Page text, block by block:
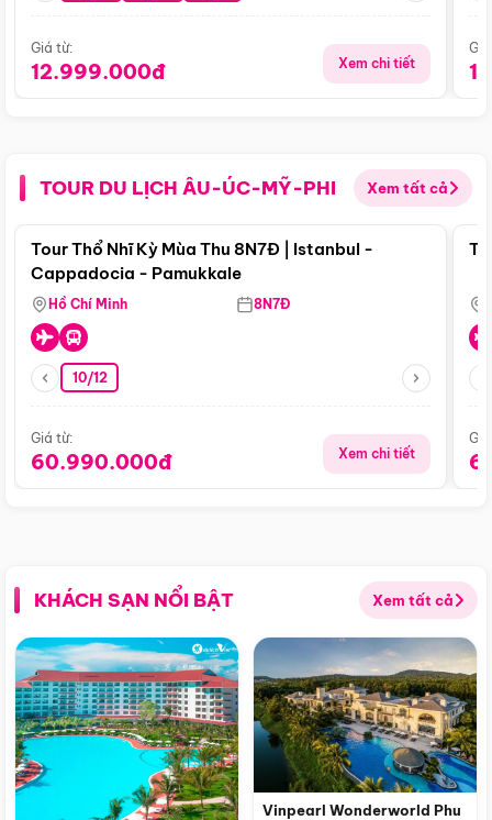
Giá từ:
12.999.000đ Xem chi tiết
TOUR DU LỊCH ÂU-ÚC-MỸ-PHI Xem tất cả
Điểm nổi bật
Tour Thổ Nhĩ Kỳ Mùa Thu 8N7Đ | Istanbul -
Cappadocia - Pamukkale
Hồ Chí Minh 8N7Đ
10/12
Giá từ:
60.990.000đ Xem chi tiết
KHÁCH SẠN NỔI BẬT Xem tất cả
Vinpearl Wonderworld Phu